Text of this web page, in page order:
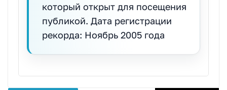
который открыт для посещения
публикой. Дата регистрации
рекорда: Ноябрь 2005 года